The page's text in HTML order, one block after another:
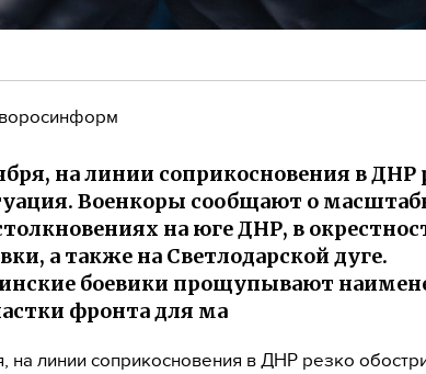
на линии соприкосновения в ДНР
Военкоры сообщают о
на юге ДНР, в
а также на Светлодарской дуге.
боевики прощупывают
фронта для ма
на линии соприкосновения в ДНР резко